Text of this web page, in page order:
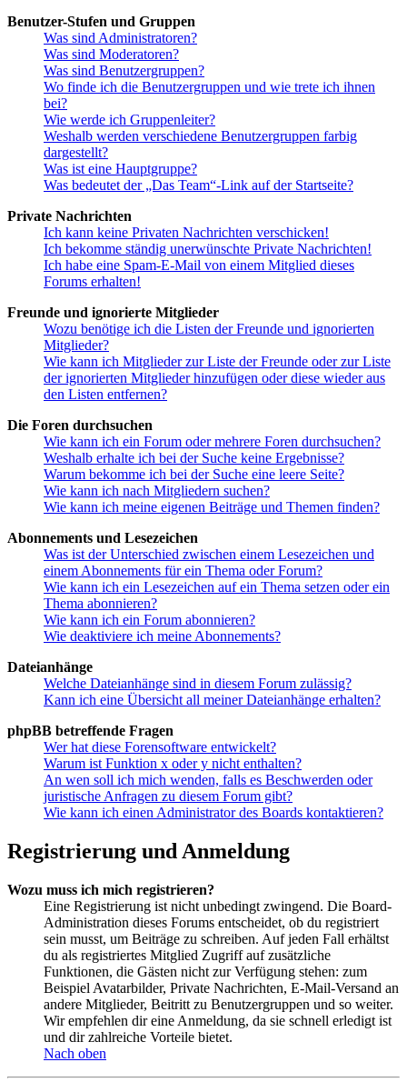
Benutzer-Stufen und Gruppen
Was sind Administratoren?
Was sind Moderatoren?
Was sind Benutzergruppen?
Wo finde ich die Benutzergruppen und wie trete ich ihnen
bei?
Wie werde ich Gruppenleiter?
Weshalb werden verschiedene Benutzergruppen farbig
dargestellt?
Was ist eine Hauptgruppe?
Was bedeutet der „Das Team“-Link auf der Startseite?
Private Nachrichten
Ich kann keine Privaten Nachrichten verschicken!
Ich bekomme ständig unerwünschte Private Nachrichten!
Ich habe eine Spam-E-Mail von einem Mitglied dieses
Forums erhalten!
Freunde und ignorierte Mitglieder
Wozu benötige ich die Listen der Freunde und ignorierten
Mitglieder?
Wie kann ich Mitglieder zur Liste der Freunde oder zur Liste
der ignorierten Mitglieder hinzufügen oder diese wieder aus
den Listen entfernen?
Die Foren durchsuchen
Wie kann ich ein Forum oder mehrere Foren durchsuchen?
Weshalb erhalte ich bei der Suche keine Ergebnisse?
Warum bekomme ich bei der Suche eine leere Seite?
Wie kann ich nach Mitgliedern suchen?
Wie kann ich meine eigenen Beiträge und Themen finden?
Abonnements und Lesezeichen
Was ist der Unterschied zwischen einem Lesezeichen und
einem Abonnements für ein Thema oder Forum?
Wie kann ich ein Lesezeichen auf ein Thema setzen oder ein
Thema abonnieren?
Wie kann ich ein Forum abonnieren?
Wie deaktiviere ich meine Abonnements?
Dateianhänge
Welche Dateianhänge sind in diesem Forum zulässig?
Kann ich eine Übersicht all meiner Dateianhänge erhalten?
phpBB betreffende Fragen
Wer hat diese Forensoftware entwickelt?
Warum ist Funktion x oder y nicht enthalten?
An wen soll ich mich wenden, falls es Beschwerden oder
juristische Anfragen zu diesem Forum gibt?
Wie kann ich einen Administrator des Boards kontaktieren?
Registrierung und Anmeldung
Wozu muss ich mich registrieren?
Eine Registrierung ist nicht unbedingt zwingend. Die Board-
Administration dieses Forums entscheidet, ob du registriert
sein musst, um Beiträge zu schreiben. Auf jeden Fall erhältst
du als registriertes Mitglied Zugriff auf zusätzliche
Funktionen, die Gästen nicht zur Verfügung stehen: zum
Beispiel Avatarbilder, Private Nachrichten, E-Mail-Versand an
andere Mitglieder, Beitritt zu Benutzergruppen und so weiter.
Wir empfehlen dir eine Anmeldung, da sie schnell erledigt ist
und dir zahlreiche Vorteile bietet.
Nach oben